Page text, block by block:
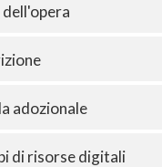
dell'opera
adozionale
di risorse digitali